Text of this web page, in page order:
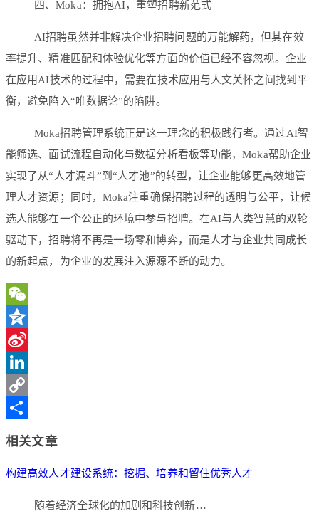
四、Moka：拥抱AI，重塑招聘新范式
AI招聘虽然并非解决企业招聘问题的万能解药，但其在效
率提升、精准匹配和体验优化等方面的价值已经不容忽视。企业
在应用AI技术的过程中，需要在技术应用与人文关怀之间找到平
衡，避免陷入“唯数据论”的陷阱。
Moka招聘管理系统正是这一理念的积极践行者。通过AI智
能筛选、面试流程自动化与数据分析看板等功能，Moka帮助企业
实现了从“人才漏斗”到“人才池”的转型，让企业能够更高效地管
理人才资源；同时，Moka注重确保招聘过程的透明与公平，让候
选人能够在一个公正的环境中参与招聘。在AI与人类智慧的双轮
驱动下，招聘将不再是一场零和博弈，而是人才与企业共同成长
的新起点，为企业的发展注入源源不断的动力。
WeChat
Qzone
Sina
Weibo
LinkedIn
Copy
相关文章
构建高效人才建设系统：挖掘、培养和留住优秀人才
随着经济全球化的加剧和科技创新…